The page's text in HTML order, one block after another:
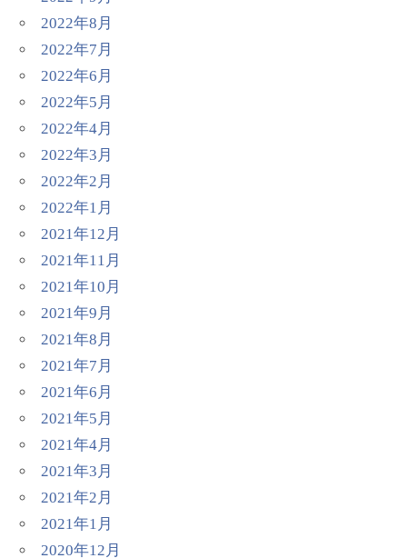
2022年8月
2022年7月
2022年6月
2022年5月
2022年4月
2022年3月
2022年2月
2022年1月
2021年12月
2021年11月
2021年10月
2021年9月
2021年8月
2021年7月
2021年6月
2021年5月
2021年4月
2021年3月
2021年2月
2021年1月
2020年12月